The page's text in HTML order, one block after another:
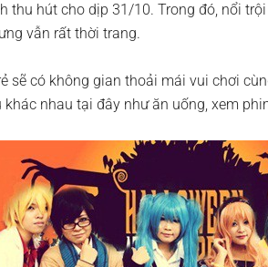
thu hút cho dịp 31/10. Trong đó, nổi
vẫn rất thời trang.
sẽ có không gian thoải mái vui chơi
khác nhau tại đây như ăn uống, xem